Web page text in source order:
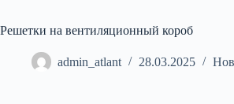
Решетки на вентиляционный короб
admin_atlant 28.03.2025